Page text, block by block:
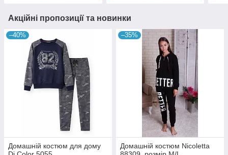
Акційні пропозиції та новинки
–40%
Домашній костюм для дому
–35%
Домашній костюм Nicoletta